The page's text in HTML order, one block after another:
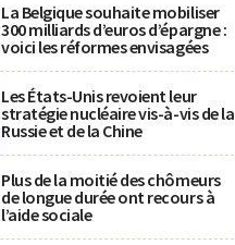
La Belgique souhaite mobiliser
300 milliards d’euros d’épargne :
voici les réformes envisagées
Les États-Unis revoient leur
stratégie nucléaire vis-à-vis de la
Russie et de la Chine
Plus de la moitié des chômeurs
de longue durée ont recours à
l’aide sociale